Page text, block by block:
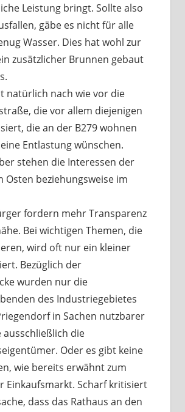
Leistung bringt. Sollte also
gäbe es nicht für alle
Wasser. Dies hat wohl zur
zusätzlicher Brunnen gebaut
natürlich nach wie vor die
die vor allem diejenigen
die an der B279 wohnen
Entlastung wünschen.
stehen die Interessen der
Osten beziehungsweise im
fordern mehr Transparenz
Bei wichtigen Themen, die
wird oft nur ein kleiner
Bezüglich der
wurden nur die
des Industriegebietes
in Sachen nutzbarer
die
Oder es gibt keine
wie bereits erwähnt zum
Einkaufsmarkt. Scharf kritisiert
dass das Rathaus an den